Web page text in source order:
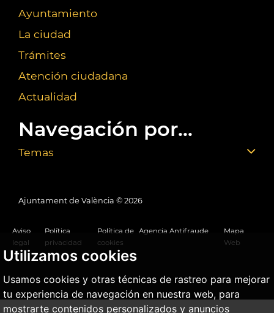
Utilizamos cookies
Usamos cookies y otras técnicas de rastreo para mejorar
tu experiencia de navegación en nuestra web, para
mostrarte contenidos personalizados y anuncios
Ayuntamiento
La ciudad
Trámites
Atención ciudadana
Actualidad
Navegación por...
Temas
Ajuntament de València © 2026
Aviso
legal
Política
privacidad
Política de
cookies
Agencia Antifraude
Mapa
Web